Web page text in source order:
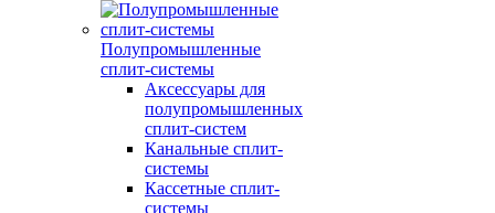
Полупромышленные
сплит-системы
Аксессуары для
полупромышленных
сплит-систем
Канальные сплит-
системы
Кассетные сплит-
системы